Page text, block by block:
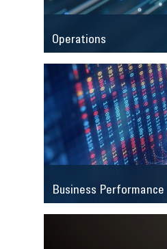
Operations
Business Performance